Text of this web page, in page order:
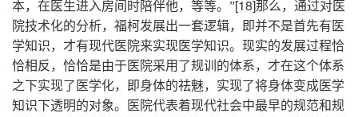
本，在医生进入房间时陪伴他，等等。”[18]那么，通过对医
院技术化的分析，福柯发展出一套逻辑，即并不是首先有医
学知识，才有现代医院来实现医学知识。现实的发展过程恰
恰相反，恰恰是由于医院采用了规训的体系，才在这个体系
之下实现了医学化，即身体的祛魅，实现了将身体变成医学
知识下透明的对象。医院代表着现代社会中最早的规范和规